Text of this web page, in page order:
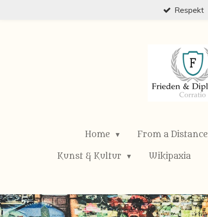
Respekt
Home From a Distance
Kunst & Kultur Wikipaxia